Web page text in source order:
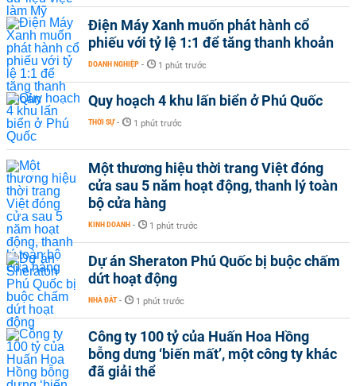
Điện Máy Xanh muốn phát hành cổ
phiếu với tỷ lệ 1:1 để tăng thanh khoản
DOANH NGHIỆP - 1 phút trước
Quy hoạch 4 khu lấn biển ở Phú Quốc
THỜI SỰ - 1 phút trước
Một thương hiệu thời trang Việt đóng
cửa sau 5 năm hoạt động, thanh lý toàn
bộ cửa hàng
KINH DOANH - 1 phút trước
Dự án Sheraton Phú Quốc bị buộc chấm
dứt hoạt động
NHÀ ĐẤT - 1 phút trước
Công ty 100 tỷ của Huấn Hoa Hồng
bỗng dưng ‘biến mất’, một công ty khác
đã giải thể